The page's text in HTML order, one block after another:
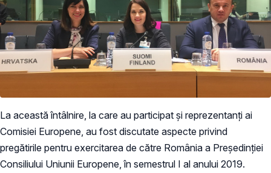
La această întâlnire, la care au participat și reprezentanți ai
Comisiei Europene, au fost discutate aspecte privind
pregătirile pentru exercitarea de către România a Președinției
Consiliului Uniunii Europene, în semestrul I al anului 2019.